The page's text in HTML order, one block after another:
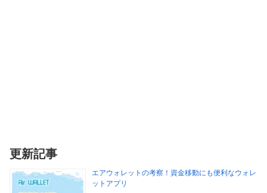
更新記事
エアウォレットの考察！資金移動にも便利なウォレ
ットアプリ